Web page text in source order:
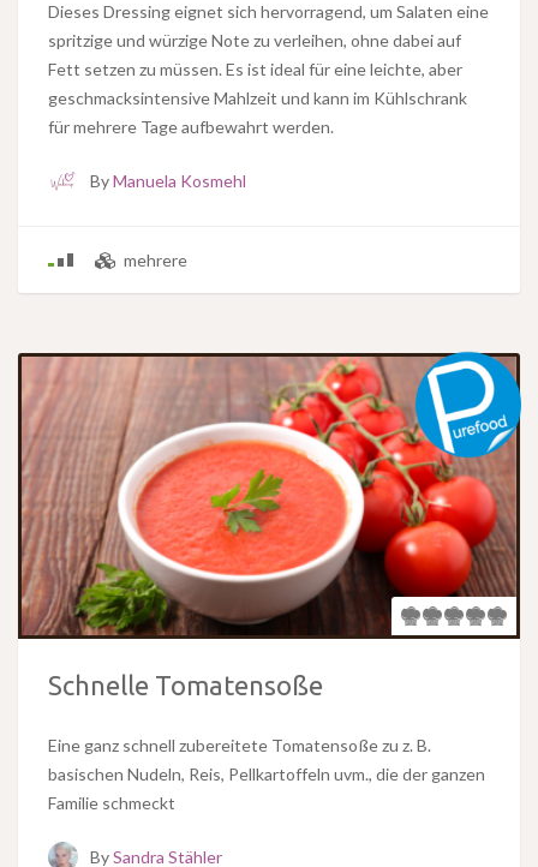
Dieses Dressing eignet sich hervorragend, um Salaten eine
spritzige und würzige Note zu verleihen, ohne dabei auf
Fett setzen zu müssen. Es ist ideal für eine leichte, aber
geschmacksintensive Mahlzeit und kann im Kühlschrank
für mehrere Tage aufbewahrt werden.
ByManuela Kosmehl
mehrere
Schnelle Tomatensoße
Eine ganz schnell zubereitete Tomatensoße zu z. B.
basischen Nudeln, Reis, Pellkartoffeln uvm., die der ganzen
Familie schmeckt
BySandra Stähler